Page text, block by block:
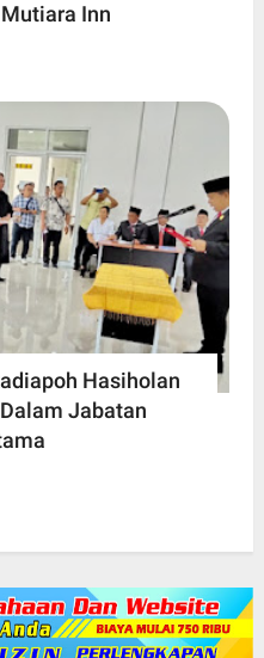
Inn
Hasiholan
Jabatan